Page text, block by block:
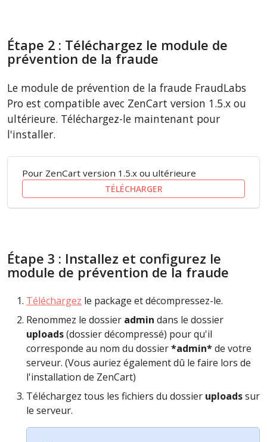
Étape 2 : Téléchargez le module de
prévention de la fraude
Le module de prévention de la fraude FraudLabs
Pro est compatible avec ZenCart version 1.5.x ou
ultérieure. Téléchargez-le maintenant pour
l'installer.
Pour ZenCart version 1.5.x ou ultérieure
TÉLÉCHARGER
Étape 3 : Installez et configurez le
module de prévention de la fraude
Téléchargez le package et décompressez-le.
Renommez le dossier admin dans le dossier
uploads(dossier décompressé) pour qu'il
corresponde au nom du dossier*admin*de votre
serveur. (Vous auriez également dû le faire lors de
l'installation de ZenCart)
Téléchargez tous les fichiers du dossier uploadssur
le serveur.